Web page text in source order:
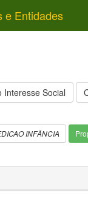
e Entidades
Interesse Social
INFÂNCIA